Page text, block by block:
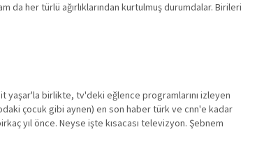
her türlü ağırlıklarından kurtulmuş durumdalar. Birileri
yaşar'la birlikte, tv'deki eğlence programlarını izleyen
çocuk gibi aynen) en son haber türk ve cnn'e kadar
yıl önce. Neyse işte kısacası televizyon. Şebnem